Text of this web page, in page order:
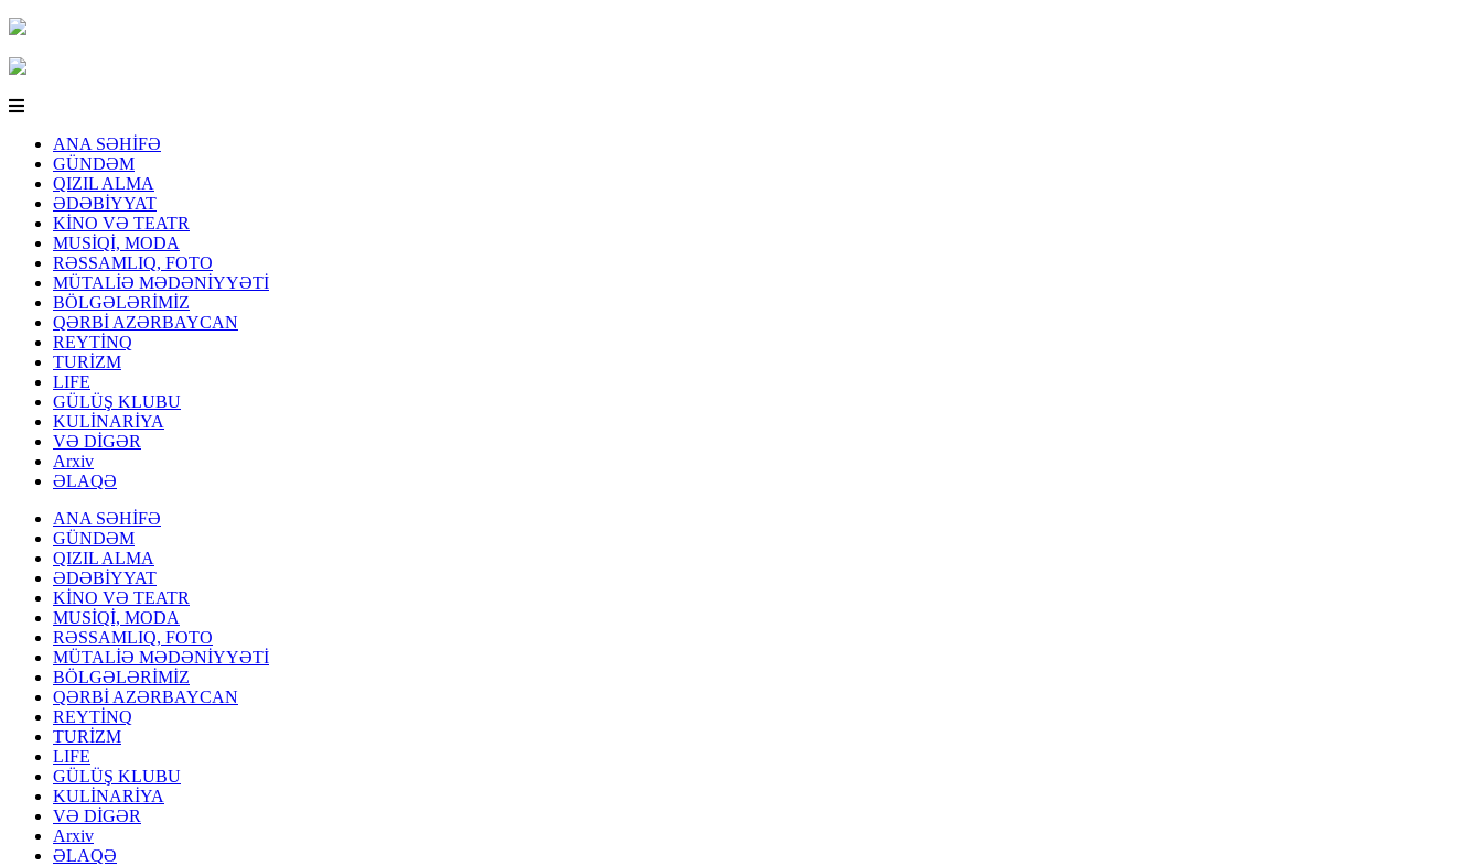
ANA SƏHİFƏ
GÜNDƏM
QIZIL ALMA
ƏDƏBİYYAT
KİNO VƏ TEATR
MUSİQİ, MODA
RƏSSAMLIQ, FOTO
MÜTALİƏ MƏDƏNİYYƏTİ
BÖLGƏLƏRİMİZ
QƏRBİ AZƏRBAYCAN
REYTİNQ
TURİZM
LIFE
GÜLÜŞ KLUBU
KULİNARİYA
VƏ DİGƏR
Arxiv
ƏLAQƏ
ANA SƏHİFƏ
GÜNDƏM
QIZIL ALMA
ƏDƏBİYYAT
KİNO VƏ TEATR
MUSİQİ, MODA
RƏSSAMLIQ, FOTO
MÜTALİƏ MƏDƏNİYYƏTİ
BÖLGƏLƏRİMİZ
QƏRBİ AZƏRBAYCAN
REYTİNQ
TURİZM
LIFE
GÜLÜŞ KLUBU
KULİNARİYA
VƏ DİGƏR
Arxiv
ƏLAQƏ